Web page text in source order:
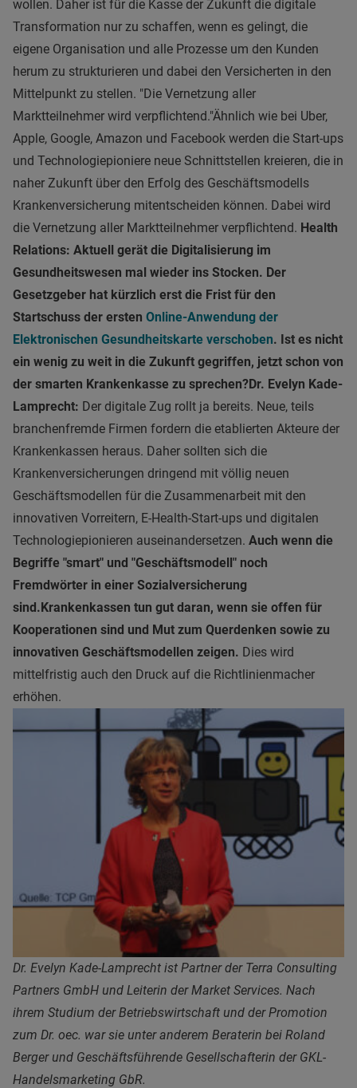
wollen. Daher ist für die Kasse der Zukunft die digitale
Transformation nur zu schaffen, wenn es gelingt, die
eigene Organisation und alle Prozesse um den Kunden
herum zu strukturieren und dabei den Versicherten in den
Mittelpunkt zu stellen. "Die Vernetzung aller
Marktteilnehmer wird verpflichtend."Ähnlich wie bei Uber,
Apple, Google, Amazon und Facebook werden die Start-ups
und Technologiepioniere neue Schnittstellen kreieren, die in
naher Zukunft über den Erfolg des Geschäftsmodells
Krankenversicherung mitentscheiden können. Dabei wird
die Vernetzung aller Marktteilnehmer verpflichtend. Health
Relations: Aktuell gerät die Digitalisierung im
Gesundheitswesen mal wieder ins Stocken. Der
Gesetzgeber hat kürzlich erst die Frist für den
Startschuss der ersten Online-Anwendung der
Elektronischen Gesundheitskarte verschoben. Ist es nicht
ein wenig zu weit in die Zukunft gegriffen, jetzt schon von
der smarten Krankenkasse zu sprechen?Dr. Evelyn Kade-
Lamprecht: Der digitale Zug rollt ja bereits. Neue, teils
branchenfremde Firmen fordern die etablierten Akteure der
Krankenkassen heraus. Daher sollten sich die
Krankenversicherungen dringend mit völlig neuen
Geschäftsmodellen für die Zusammenarbeit mit den
innovativen Vorreitern, E-Health-Start-ups und digitalen
Technologiepionieren auseinandersetzen. Auch wenn die
Begriffe "smart" und "Geschäftsmodell" noch
Fremdwörter in einer Sozialversicherung
sind.Krankenkassen tun gut daran, wenn sie offen für
Kooperationen sind und Mut zum Querdenken sowie zu
innovativen Geschäftsmodellen zeigen. Dies wird
mittelfristig auch den Druck auf die Richtlinienmacher
erhöhen.
Dr. Evelyn Kade-Lamprecht ist Partner der Terra Consulting
Partners GmbH und Leiterin der Market Services. Nach
ihrem Studium der Betriebswirtschaft und der Promotion
zum Dr. oec. war sie unter anderem Beraterin bei Roland
Berger und Geschäftsführende Gesellschafterin der GKL-
Handelsmarketing GbR.